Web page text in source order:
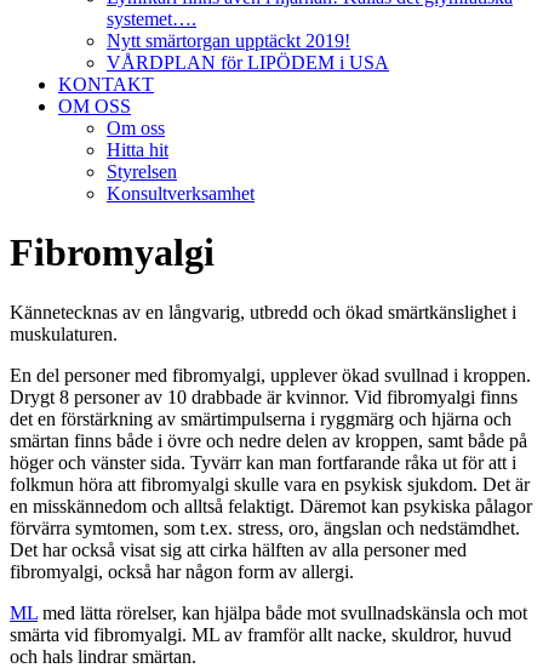
systemet….
Nytt smärtorgan upptäckt 2019!
VÅRDPLAN för LIPÖDEM i USA
KONTAKT
OM OSS
Om oss
Hitta hit
Styrelsen
Konsultverksamhet
Fibromyalgi
Kännetecknas av en långvarig, utbredd och ökad smärtkänslighet i
muskulaturen.
En del personer med fibromyalgi, upplever ökad svullnad i kroppen.
Drygt 8 personer av 10 drabbade är kvinnor. Vid fibromyalgi finns
det en förstärkning av smärtimpulserna i ryggmärg och hjärna och
smärtan finns både i övre och nedre delen av kroppen, samt både på
höger och vänster sida. Tyvärr kan man fortfarande råka ut för att i
folkmun höra att fibromyalgi skulle vara en psykisk sjukdom. Det är
en misskännedom och alltså felaktigt. Däremot kan psykiska pålagor
förvärra symtomen, som t.ex. stress, oro, ängslan och nedstämdhet.
Det har också visat sig att cirka hälften av alla personer med
fibromyalgi, också har någon form av allergi.
ML med lätta rörelser, kan hjälpa både mot svullnadskänsla och mot
smärta vid fibromyalgi. ML av framför allt nacke, skuldror, huvud
och hals lindrar smärtan.